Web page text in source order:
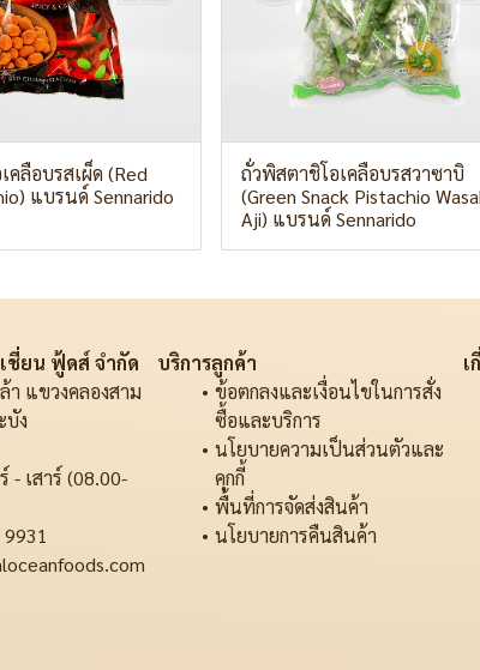
คลือบรสเผ็ด (Red
แบรนด์ Sennarido
ถั่วพิสตาชิโอเคลือบรสวาซาบิ
(Green Snack Pistachio
Aji) แบรนด์ Sennarido
ชี่ยน ฟู้ดส์ จำกัด
า แขวงคลองสาม
บัง
- เสาร์ (08.00-
บริการลูกค้า
ข้อตกลงและเงื่อนไขในการสั่ง
ซื้อและบริการ
นโยบายความเป็นส่วนตัวและ
คุกกี้
พื้นที่การจัดส่งสินค้า
นโยบายการคืนสินค้า
เ